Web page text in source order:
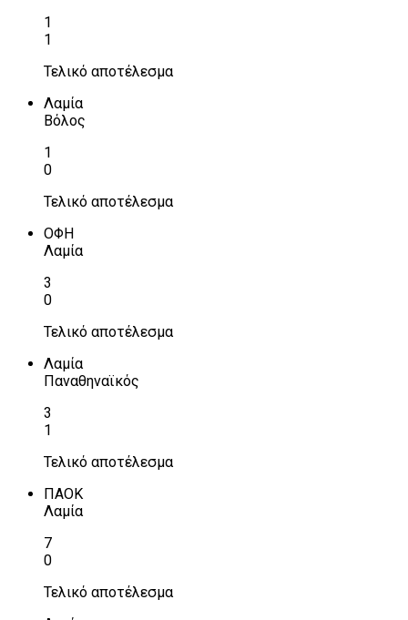
1
1
Τελικό αποτέλεσμα
Λαμία
Βόλος
1
0
Τελικό αποτέλεσμα
ΟΦΗ
Λαμία
3
0
Τελικό αποτέλεσμα
Λαμία
Παναθηναϊκός
3
1
Τελικό αποτέλεσμα
ΠΑΟΚ
Λαμία
7
0
Τελικό αποτέλεσμα